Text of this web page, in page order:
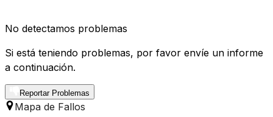
No detectamos problemas
Si está teniendo problemas, por favor envíe un informe
a continuación.
Reportar Problemas
Mapa de Fallos